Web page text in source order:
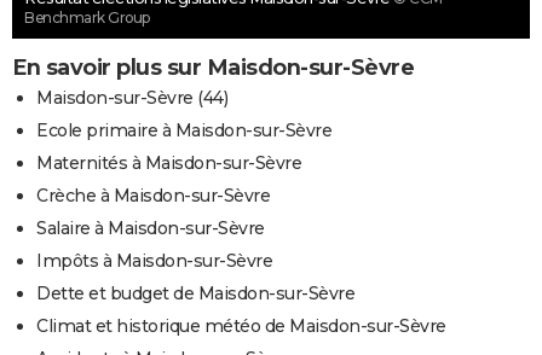
Benchmark Group
En savoir plus sur Maisdon-sur-Sèvre
Maisdon-sur-Sèvre (44)
Ecole primaire à Maisdon-sur-Sèvre
Maternités à Maisdon-sur-Sèvre
Crèche à Maisdon-sur-Sèvre
Salaire à Maisdon-sur-Sèvre
Impôts à Maisdon-sur-Sèvre
Dette et budget de Maisdon-sur-Sèvre
Climat et historique météo de Maisdon-sur-Sèvre